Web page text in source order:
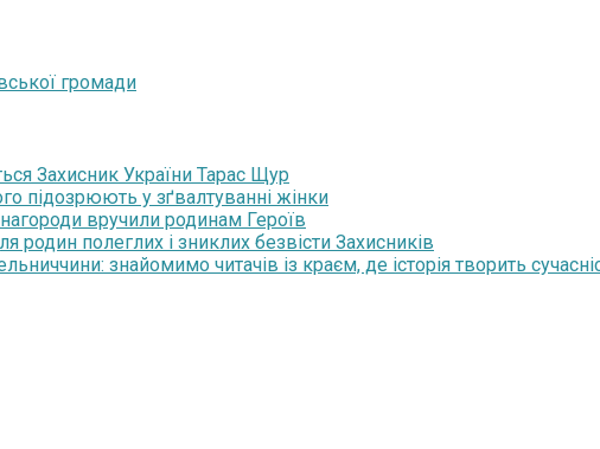
громади
Захисник України Тарас Щур
підозрюють у зґвалтуванні жінки
вручили родинам Героїв
родин полеглих і зниклих безвісти Захисників
знайомимо читачів із краєм, де історія творить